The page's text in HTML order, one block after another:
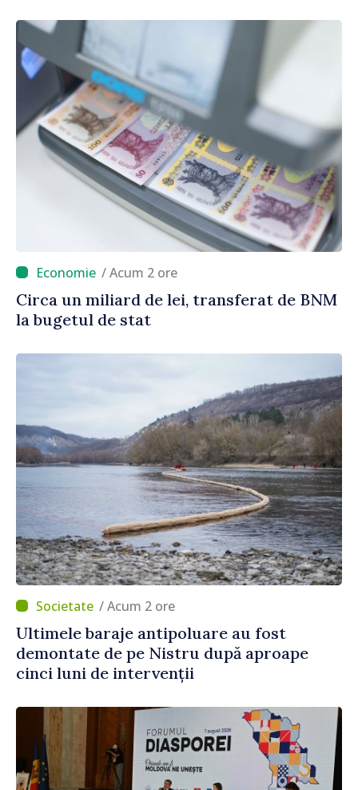
/ Acum 2 ore
Circa un miliard de lei, transferat de BNM
la bugetul de stat
/ Acum 2 ore
Ultimele baraje antipoluare au fost
demontate de pe Nistru după aproape
cinci luni de intervenții